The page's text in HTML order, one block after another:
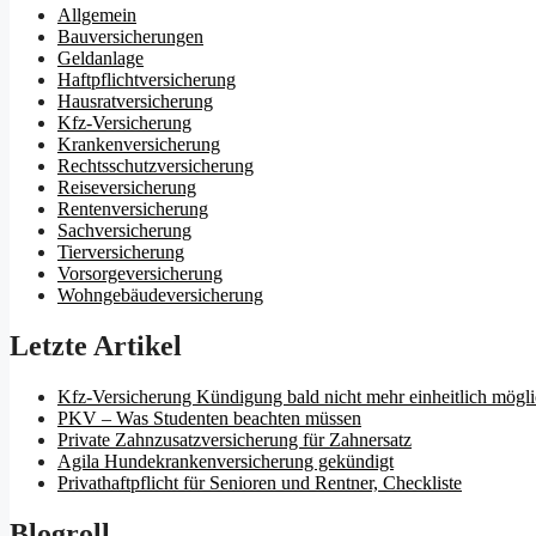
Allgemein
Bauversicherungen
Geldanlage
Haftpflichtversicherung
Hausratversicherung
Kfz-Versicherung
Krankenversicherung
Rechtsschutzversicherung
Reiseversicherung
Rentenversicherung
Sachversicherung
Tierversicherung
Vorsorgeversicherung
Wohngebäudeversicherung
Letzte Artikel
Kfz-Versicherung Kündigung bald nicht mehr einheitlich
PKV – Was Studenten beachten müssen
Private Zahnzusatzversicherung für Zahnersatz
Agila Hundekrankenversicherung gekündigt
Privathaftpflicht für Senioren und Rentner, Checkliste